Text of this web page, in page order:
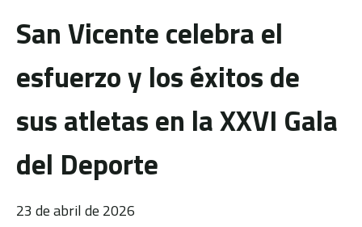
San Vicente celebra el
esfuerzo y los éxitos de
sus atletas en la XXVI Gala
del Deporte
23 de abril de 2026